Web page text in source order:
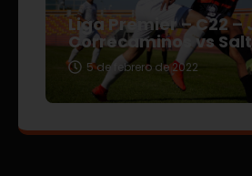
Liga Premier – C22 –
Correcaminos vs
5 de febrero de 2022